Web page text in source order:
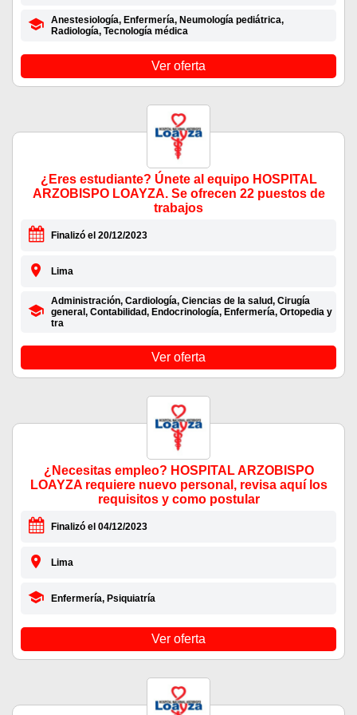
Anestesiología, Enfermería, Neumología pediátrica,
Radiología, Tecnología médica
Ver oferta
¿Eres estudiante? Únete al equipo HOSPITAL
ARZOBISPO LOAYZA. Se ofrecen 22 puestos de
trabajos
Finalizó el 20/12/2023
Lima
Administración, Cardiología, Ciencias de la salud, Cirugía
general, Contabilidad, Endocrinología, Enfermería, Ortopedia y
tra
Ver oferta
¿Necesitas empleo? HOSPITAL ARZOBISPO
LOAYZA requiere nuevo personal, revisa aquí los
requisitos y como postular
Finalizó el 04/12/2023
Lima
Enfermería, Psiquiatría
Ver oferta